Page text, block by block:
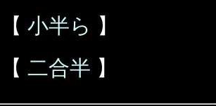
【 小半ら 】
【 二合半 】